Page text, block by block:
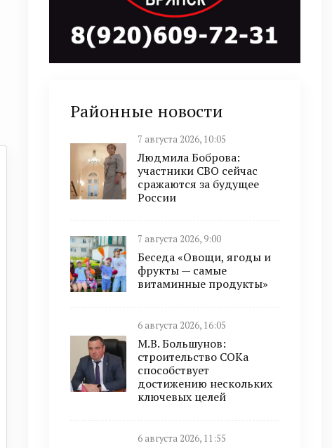
Районные новости
7 августа 2026, 10:05
Людмила Боброва:
участники СВО сейчас
сражаются за будущее
России
7 августа 2026, 9:00
Беседа «Овощи, ягоды и
фрукты — самые
витаминные продукты»
6 августа 2026, 16:05
М.В. Большунов:
строительство СОКа
способствует
достижению нескольких
ключевых целей
6 августа 2026, 11:55